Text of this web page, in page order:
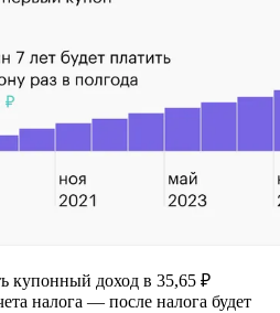
купонный доход в 35,65 ₽
налога — после налога будет